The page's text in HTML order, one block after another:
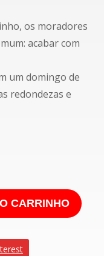
os moradores
acabar com
um domingo de
redondezas e
CARRINHO